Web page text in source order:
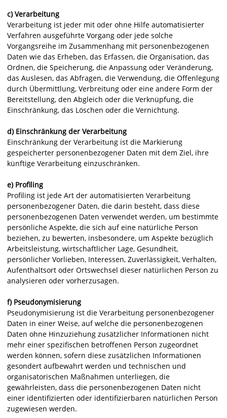
c) Verarbeitung
Verarbeitung ist jeder mit oder ohne Hilfe automatisierter
Verfahren ausgeführte Vorgang oder jede solche
Vorgangsreihe im Zusammenhang mit personenbezogenen
Daten wie das Erheben, das Erfassen, die Organisation, das
Ordnen, die Speicherung, die Anpassung oder Veränderung,
das Auslesen, das Abfragen, die Verwendung, die Offenlegung
durch Übermittlung, Verbreitung oder eine andere Form der
Bereitstellung, den Abgleich oder die Verknüpfung, die
Einschränkung, das Löschen oder die Vernichtung.
d) Einschränkung der Verarbeitung
Einschränkung der Verarbeitung ist die Markierung
gespeicherter personenbezogener Daten mit dem Ziel, ihre
künftige Verarbeitung einzuschränken.
e) Profiling
Profiling ist jede Art der automatisierten Verarbeitung
personenbezogener Daten, die darin besteht, dass diese
personenbezogenen Daten verwendet werden, um bestimmte
persönliche Aspekte, die sich auf eine natürliche Person
beziehen, zu bewerten, insbesondere, um Aspekte bezüglich
Arbeitsleistung, wirtschaftlicher Lage, Gesundheit,
persönlicher Vorlieben, Interessen, Zuverlässigkeit, Verhalten,
Aufenthaltsort oder Ortswechsel dieser natürlichen Person zu
analysieren oder vorherzusagen.
f) Pseudonymisierung
Pseudonymisierung ist die Verarbeitung personenbezogener
Daten in einer Weise, auf welche die personenbezogenen
Daten ohne Hinzuziehung zusätzlicher Informationen nicht
mehr einer spezifischen betroffenen Person zugeordnet
werden können, sofern diese zusätzlichen Informationen
gesondert aufbewahrt werden und technischen und
organisatorischen Maßnahmen unterliegen, die
gewährleisten, dass die personenbezogenen Daten nicht
einer identifizierten oder identifizierbaren natürlichen Person
zugewiesen werden.